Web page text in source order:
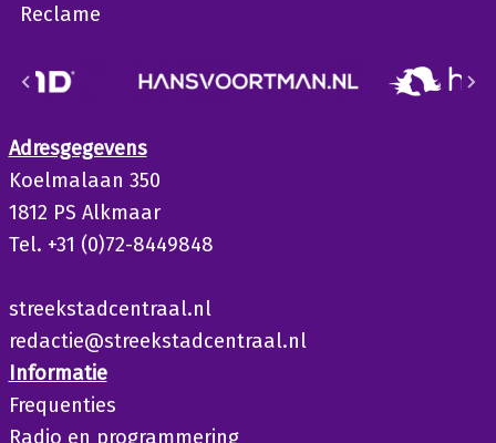
Reclame
Adresgegevens
Koelmalaan 350
1812 PS Alkmaar
Tel. +31 (0)72-8449848
streekstadcentraal.nl
redactie@streekstadcentraal.nl
Informatie
Frequenties
Radio en programmering